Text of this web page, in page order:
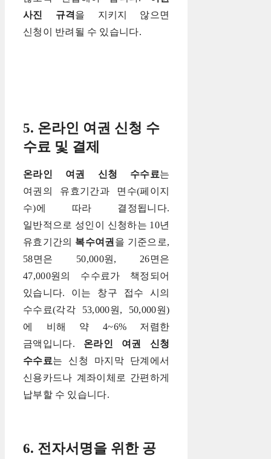
사진 규격 을 지키지 않으면
신청이 반려될 수 있습니다.
5. 온라인 여권 신청 수
수료 및 결제
온라인 여권 신청 수수료는
여권의 유효기간과 면수(페이지
수)에 따라 결정됩니다.
일반적으로 성인이 신청하는 10년
유효기간의 복수여권 을 기준으로,
58면은 50,000원, 26면은
47,000원의 수수료가 책정되어
있습니다. 이는 창구 접수 시의
수수료(각각 53,000원, 50,000원)
에 비해 약 4~6% 저렴한
금액입니다. 온라인 여권 신청
수수료는 신청 마지막 단계에서
신용카드나 계좌이체로 간편하게
납부할 수 있습니다.
6. 전자서명을 위한 공